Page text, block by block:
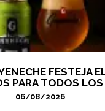
FESTEJA
PARA TODOS
06/08/2026